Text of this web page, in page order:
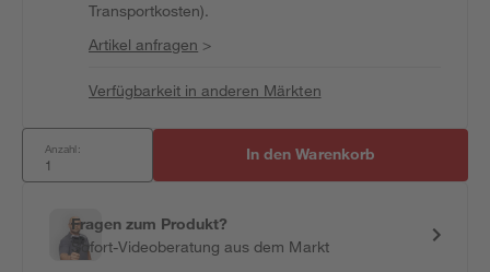
Transportkosten).
Artikel anfragen >
Verfügbarkeit in anderen Märkten
Anzahl: In den Warenkorb
Fragen zum Produkt?
Sofort-Videoberatung aus dem Markt